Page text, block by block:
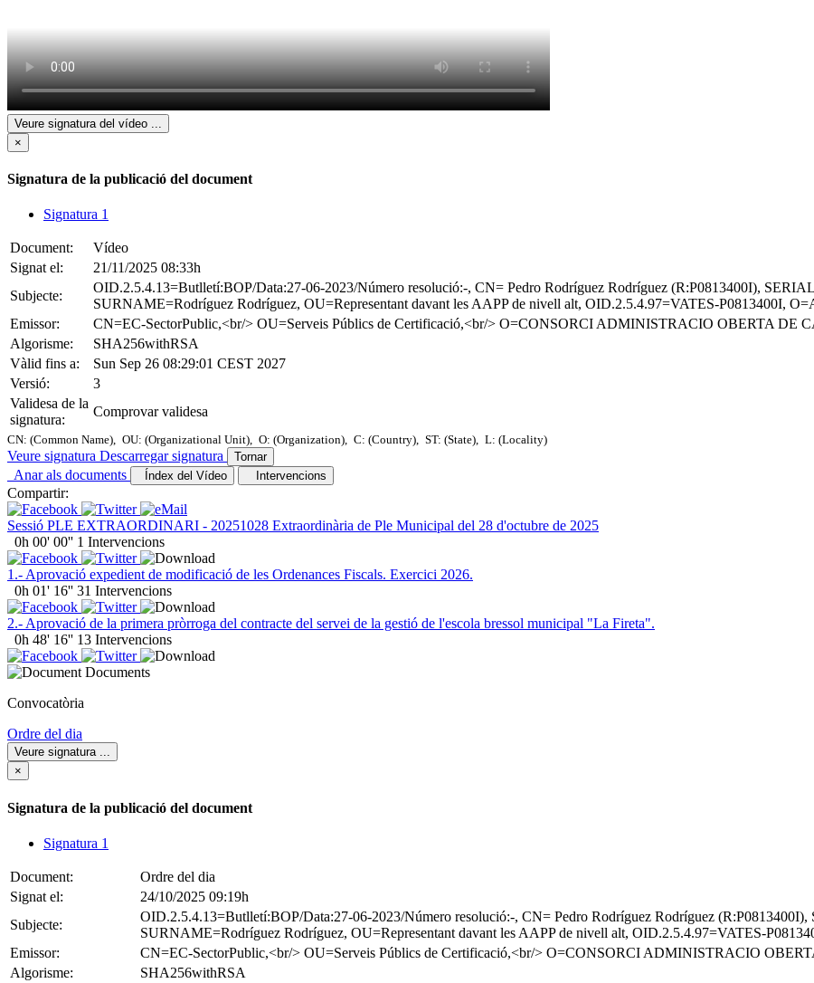
Veure signatura del vídeo
×
Signatura de la publicació del document
Signatura 1
Document:
Vídeo
Signat el:
21/11/2025 08:33h
Subjecte:
OID.2.5.4.13=Butlletí:BOP/Data:27-06-2023/Número resolució:-, CN= Pedro Rodríguez Rodríguez (R:P0813400I),
SURNAME=Rodríguez Rodríguez, OU=Representant davant les AAPP de nivell alt, OID.2.5.4.97=VATES-P0813400I,
Emissor:
CN=EC-SectorPublic,<br/> OU=Serveis Públics de Certificació,<br/> O=CONSORCI ADMINISTRACIO OBERTA DE
Algorisme:
SHA256withRSA
Vàlid fins a:
Sun Sep 26 08:29:01 CEST 2027
Versió:
3
Validesa de la
signatura:
Comprovar validesa
CN: (Common Name), OU: (Organizational Unit), O: (Organization), C: (Country), ST: (State), L: (Locality)
Veure signatura Descarregar signatura Tornar
Anar als documents Índex del Vídeo Intervencions
Compartir:
Sessió PLE EXTRAORDINARI - 20251028 Extraordinària de Ple Municipal del 28 d'octubre de 2025
0h 00' 00'' 1 Intervencions
1.- Aprovació expedient de modificació de les Ordenances Fiscals. Exercici 2026.
0h 01' 16'' 31 Intervencions
2.- Aprovació de la primera pròrroga del contracte del servei de la gestió de l'escola bressol municipal "La Fireta".
0h 48' 16'' 13 Intervencions
Documents
Convocatòria
Ordre del dia
Veure signatura ...
×
Signatura de la publicació del document
Signatura 1
Document:
Ordre del dia
Signat el:
24/10/2025 09:19h
Subjecte:
OID.2.5.4.13=Butlletí:BOP/Data:27-06-2023/Número resolució:-, CN= Pedro Rodríguez Rodríguez
SURNAME=Rodríguez Rodríguez, OU=Representant davant les AAPP de nivell alt, OID.2.5.4.97=VATES-
Emissor:
CN=EC-SectorPublic,<br/> OU=Serveis Públics de Certificació,<br/> O=CONSORCI ADMINISTRACIO
Algorisme:
SHA256withRSA